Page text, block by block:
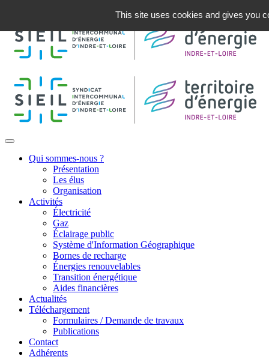
Qui sommes-nous ?
Présentation
Les élus
Organisation
Activités
Électricité
Gaz
Éclairage public
Système d'Information Géographique
Bornes de recharge
Énergies renouvelables
Transition énergétique
Aides financières
Actualités
Téléchargement
Formulaires / Demande de travaux
Publications
Contact
Adhérents
This site uses cookies and gives you